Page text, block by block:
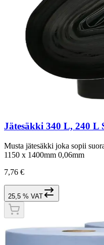
Jätesäkki 340 L, 240 L
Musta jätesäkki joka sopii
1150 x 1400mm 0,06mm
7,76 €
25,5 % VAT